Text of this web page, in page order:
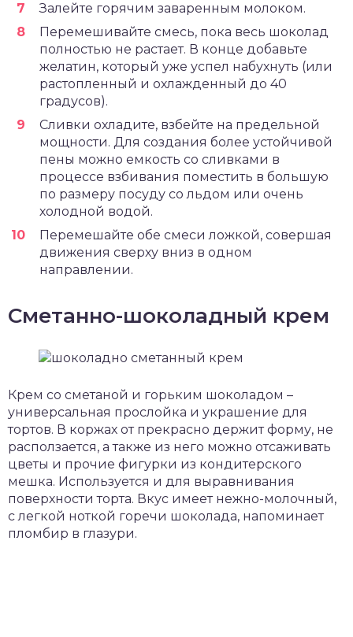
Залейте горячим заваренным молоком.
Перемешивайте смесь, пока весь шоколад
полностью не растает. В конце добавьте
желатин, который уже успел набухнуть (или
растопленный и охлажденный до 40
градусов).
Сливки охладите, взбейте на предельной
мощности. Для создания более устойчивой
пены можно емкость со сливками в
процессе взбивания поместить в большую
по размеру посуду со льдом или очень
холодной водой.
Перемешайте обе смеси ложкой, совершая
движения сверху вниз в одном
направлении.
Сметанно-шоколадный крем
Крем со сметаной и горьким шоколадом –
универсальная прослойка и украшение для
тортов. В коржах от прекрасно держит форму, не
расползается, а также из него можно отсаживать
цветы и прочие фигурки из кондитерского
мешка. Используется и для выравнивания
поверхности торта. Вкус имеет нежно-молочный,
с легкой ноткой горечи шоколада, напоминает
пломбир в глазури.